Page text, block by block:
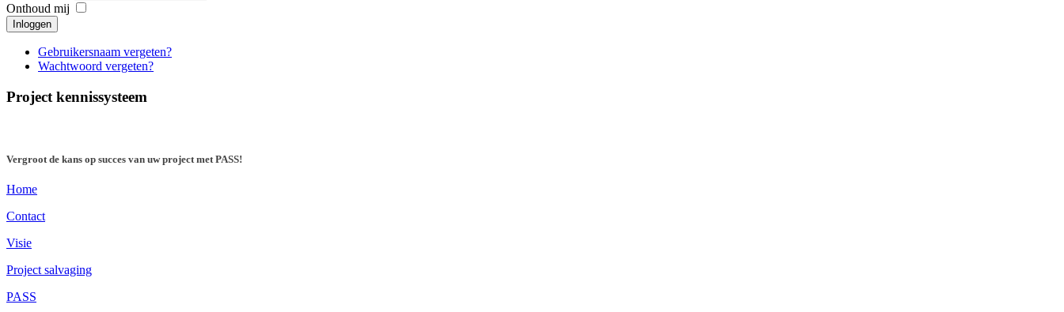
Onthoud mij
Inloggen
Gebruikersnaam vergeten?
Wachtwoord vergeten?
Project kennissysteem
Vergroot de kans op succes van uw project met PASS!
Home
Contact
Visie
Project salvaging
PASS